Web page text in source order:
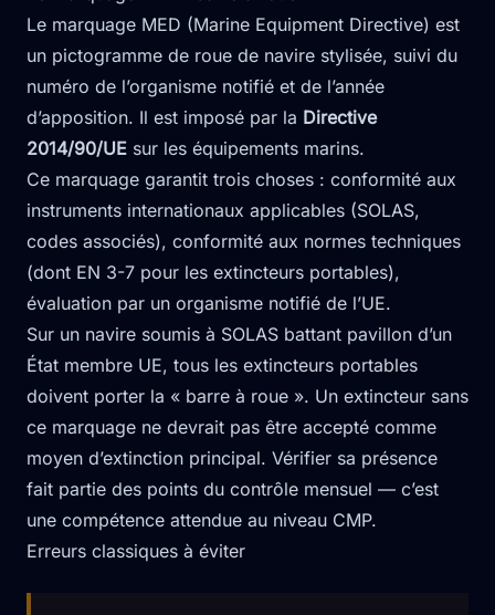
Le marquage MED (Marine Equipment Directive) est
un pictogramme de roue de navire stylisée, suivi du
numéro de l’organisme notifié et de l’année
d’apposition. Il est imposé par la Directive
2014/90/UE sur les équipements marins.
Ce marquage garantit trois choses : conformité aux
instruments internationaux applicables (SOLAS,
codes associés), conformité aux normes techniques
(dont EN 3-7 pour les extincteurs portables),
évaluation par un organisme notifié de l’UE.
Sur un navire soumis à SOLAS battant pavillon d’un
État membre UE, tous les extincteurs portables
doivent porter la « barre à roue ». Un extincteur sans
ce marquage ne devrait pas être accepté comme
moyen d’extinction principal. Vérifier sa présence
fait partie des points du contrôle mensuel — c’est
une compétence attendue au niveau CMP.
Erreurs classiques à éviter